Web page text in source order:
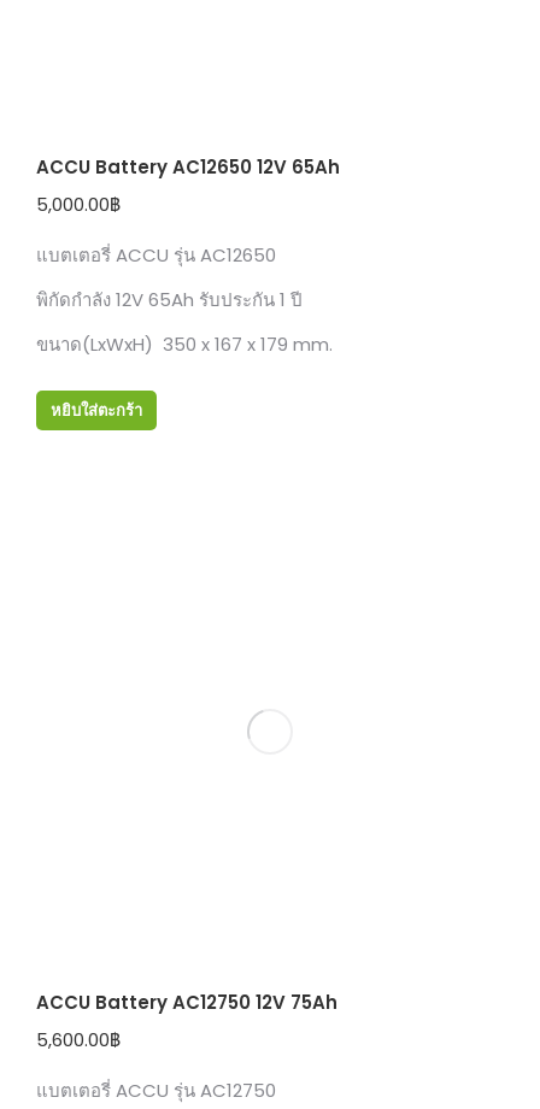
ACCU Battery AC12650 12V 65Ah
5,000.00฿
แบตเตอรี่ ACCU รุ่น AC12650
พิกัดกำลัง 12V 65Ah รับประกัน 1 ปี
ขนาด(LxWxH) 350 x 167 x 179 mm.
หยิบใส่ตะกร้า
ACCU Battery AC12750 12V 75Ah
5,600.00฿
แบตเตอรี่ ACCU รุ่น AC12750